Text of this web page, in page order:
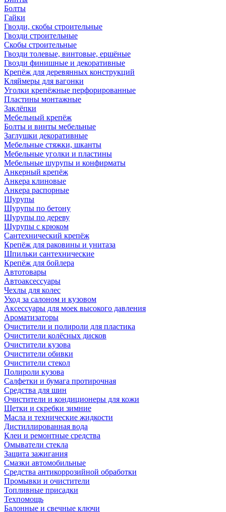
Болты
Гайки
Гвозди, скобы строительные
Гвозди строительные
Скобы строительные
Гвозди толевые, винтовые, ершёные
Гвозди финишные и декоративные
Крепёж для деревянных конструкций
Кляймеры для вагонки
Уголки крепёжные перфорированные
Пластины монтажные
Заклёпки
Мебельный крепёж
Болты и винты мебельные
Заглушки декоративные
Мебельные стяжки, шканты
Мебельные уголки и пластины
Мебельные шурупы и конфирматы
Анкерный крепёж
Анкера клиновые
Анкера распорные
Шурупы
Шурупы по бетону
Шурупы по дереву
Шурупы с крюком
Сантехнический крепёж
Крепёж для раковины и унитаза
Шпильки сантехнические
Крепёж для бойлера
Автотовары
Автоаксессуары
Чехлы для колес
Уход за салоном и кузовом
Аксессуары для моек высокого давления
Ароматизаторы
Очистители и полироли для пластика
Очистители колёсных дисков
Очистители кузова
Очистители обивки
Очистители стекол
Полироли кузова
Салфетки и бумага протирочная
Средства для шин
Очистители и кондиционеры для кожи
Щетки и скребки зимние
Масла и технические жидкости
Дистиллированная вода
Клеи и ремонтные средства
Омыватели стекла
Защита зажигания
Смазки автомобильные
Средства антикоррозийной обработки
Промывки и очистители
Топливные присадки
Техпомощь
Балонные и свечные ключи